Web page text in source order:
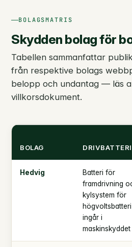
BOLAGSMATRIS
Skydden bolag för
Tabellen sammanfattar
från respektive bolags
belopp och undantag — läs
villkorsdokument.
BOLAG DRIVBATTERI
Hedvig
Batteri för
framdrivning
kylsystem för
högvoltsbatteri
ingår i
maskinskyddet